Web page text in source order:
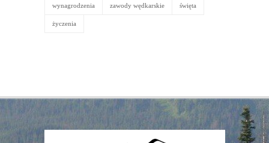
wynagrodzenia zawody wędkarskie święta
życzenia